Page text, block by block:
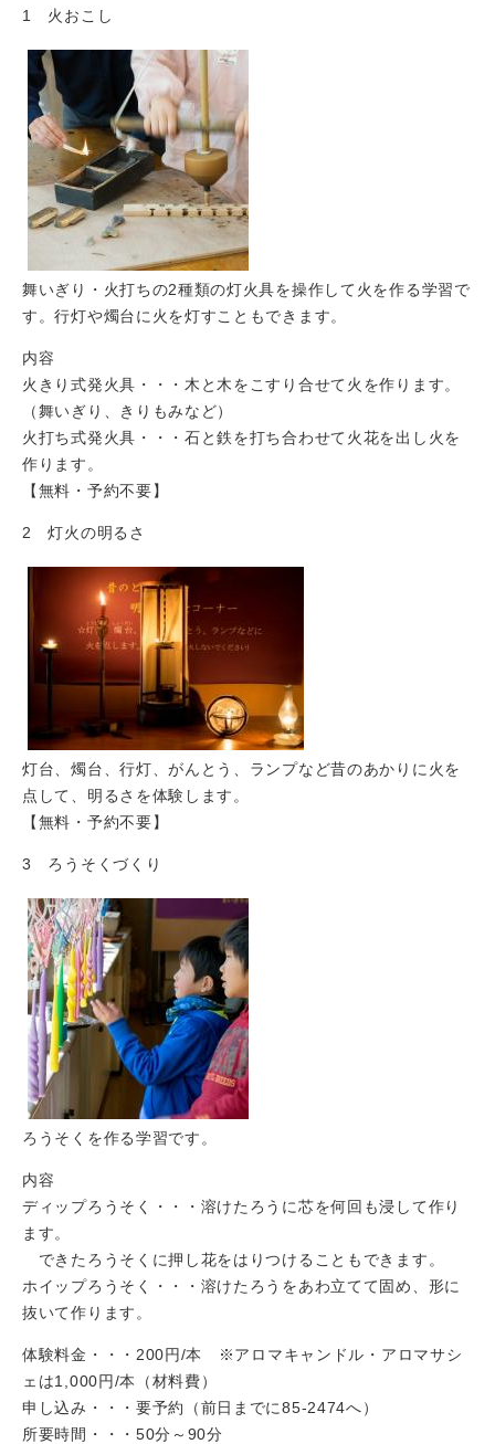
1 火おこし
舞いぎり・火打ちの2種類の灯火具を操作して火を作る学習で
す。行灯や燭台に火を灯すこともできます。
内容
火きり式発火具・・・木と木をこすり合せて火を作ります。
（舞いぎり、きりもみなど）
火打ち式発火具・・・石と鉄を打ち合わせて火花を出し火を
作ります。
【無料・予約不要】
2 灯火の明るさ
灯台、燭台、行灯、がんとう、ランプなど昔のあかりに火を
点して、明るさを体験します。
【無料・予約不要】
3 ろうそくづくり
ろうそくを作る学習です。
内容
ディップろうそく・・・溶けたろうに芯を何回も浸して作り
ます。
できたろうそくに押し花をはりつけることもできます。
ホイップろうそく・・・溶けたろうをあわ立てて固め、形に
抜いて作ります。
体験料金・・・200円/本 ※アロマキャンドル・アロマサシ
ェは1,000円/本（材料費）
申し込み・・・要予約（前日までに85-2474へ）
所要時間・・・50分～90分